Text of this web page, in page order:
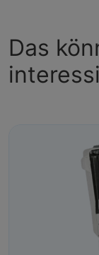
Das